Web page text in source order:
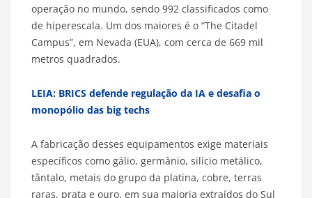
operação no mundo, sendo 992 classificados como
de hiperescala. Um dos maiores é o “The Citadel
Campus”, em Nevada (EUA), com cerca de 669 mil
metros quadrados.
LEIA: BRICS defende regulação da IA e desafia o
monopólio das big techs
A fabricação desses equipamentos exige materiais
específicos como gálio, germânio, silício metálico,
tântalo, metais do grupo da platina, cobre, terras
raras, prata e ouro, em sua maioria extraídos do Sul